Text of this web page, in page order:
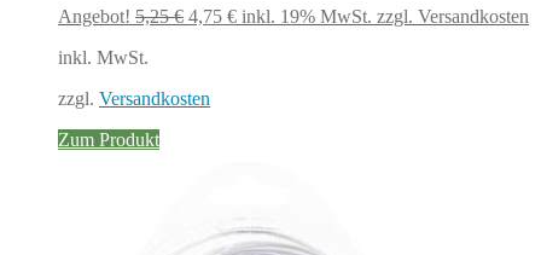
Angebot! 5,25€ Ursprünglicher
4,75 €Aktueller
inkl. 19% MwSt. zzgl. Versandkosten
inkl. MwSt.
zzgl. Versandkosten
Zum Produkt